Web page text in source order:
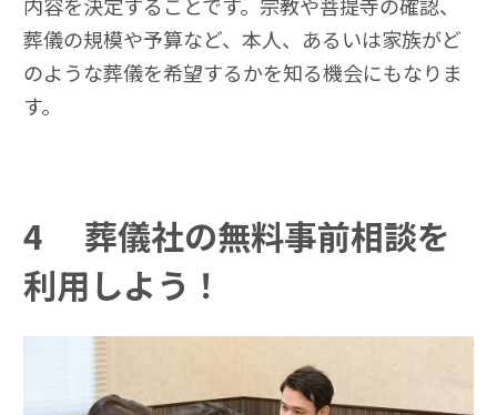
葬儀の規模や予算など、本人、あるいは家族がど
のような葬儀を希望するかを知る機会にもなりま
す。
4
葬儀社の無料事前相談を
利用しよう！